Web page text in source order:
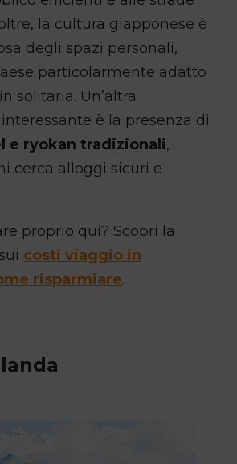
la cultura giapponese è
degli spazi personali,
particolarmente adatto
solitaria. Un’altra
è la presenza di
e ryokan tradizionali,
cerca alloggi sicuri e
proprio qui? Scopri la
costi viaggio in
risparmiare.